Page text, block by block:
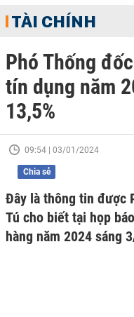
TÀI CHÍNH
Phó Thống
tín dụng năm
13,5%
09:54 | 03/01/2024
Chia sẻ
Đây là thông tin được
Tú cho biết tại họp
hàng năm 2024 sáng